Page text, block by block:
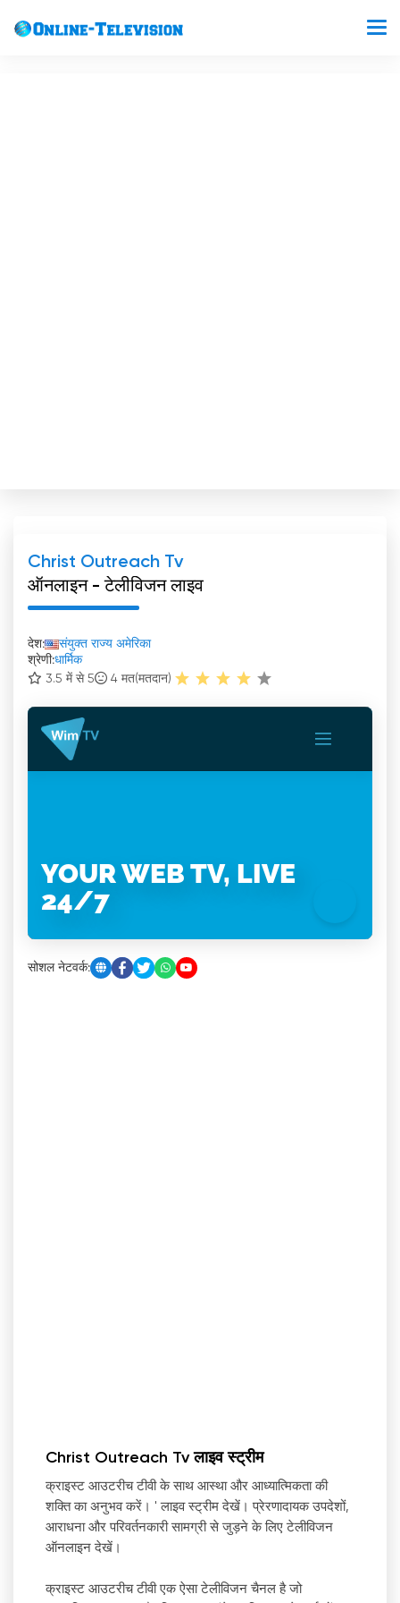
Christ Outreach Tv
ऑनलाइन - टेलीविजन लाइव
देश:
संयुक्त राज्य अमेरिका
श्रेणी:धार्मिक
3.5 में से 5
4 मत(मतदान)
सोशल नेटवर्क:
Christ Outreach Tv लाइव स्ट्रीम
क्राइस्ट आउटरीच टीवी के साथ आस्था और आध्यात्मिकता की
शक्ति का अनुभव करें। ' लाइव स्ट्रीम देखें। प्रेरणादायक उपदेशों,
आराधना और परिवर्तनकारी सामग्री से जुड़ने के लिए टेलीविजन
ऑनलाइन देखें।
क्राइस्ट आउटरीच टीवी एक ऐसा टेलीविजन चैनल है जो